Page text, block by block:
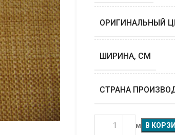
ОРИГИНАЛЬНЫЙ
ШИРИНА, СМ
СТРАНА
м В